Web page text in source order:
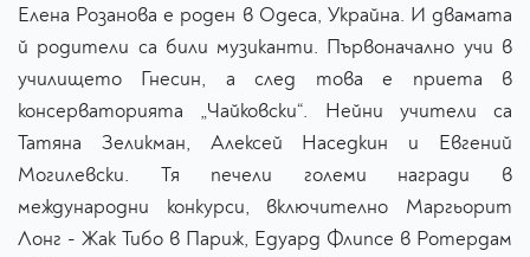
Елена Розанова е роден в Одеса, Украйна. И двамата
й родители са били музиканти. Първоначално учи в
училището Гнесин, а след това е приета в
консерваторията „Чайковски“. Нейни учители са
Татяна Зеликман, Алексей Наседкин и Евгений
Могилевски. Тя печели големи награди в
международни конкурси, включително Маргьорит
Лонг - Жак Тибо в Париж, Едуард Флипсе в Ротердам